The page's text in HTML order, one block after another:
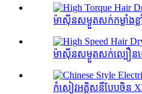
ម៉ាស៊ីនសម្ងួតសក់កម្លាំងខ្
ម៉ាស៊ីនសម្ងួតសក់ល្បឿន
កំសៀវអគ្គិសនីបែបចិន